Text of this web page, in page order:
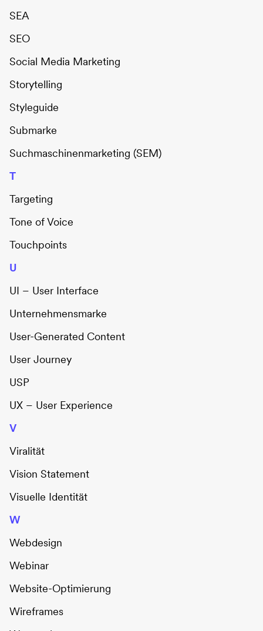
SEA
SEO
Social Media Marketing
Storytelling
Styleguide
Submarke
Suchmaschinenmarketing (SEM)
T
Targeting
Tone of Voice
Touchpoints
U
UI – User Interface
Unternehmensmarke
User-Generated Content
User Journey
USP
UX – User Experience
V
Viralität
Vision Statement
Visuelle Identität
W
Webdesign
Webinar
Website-Optimierung
Wireframes